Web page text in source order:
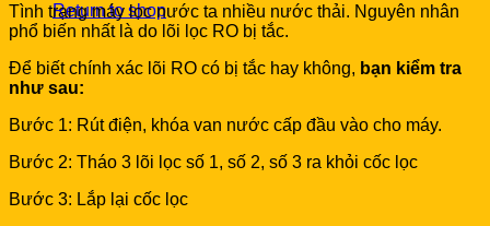
Return to shop
Tình trạng máy lọc nước ta nhiều nước thải. Nguyên nhân
phổ biến nhất là do lõi lọc RO bị tắc.
Để biết chính xác lõi RO có bị tắc hay không, bạn kiểm tra
như sau:
Bước 1: Rút điện, khóa van nước cấp đầu vào cho máy.
Bước 2: Tháo 3 lõi lọc số 1, số 2, số 3 ra khỏi cốc lọc
Bước 3: Lắp lại cốc lọc